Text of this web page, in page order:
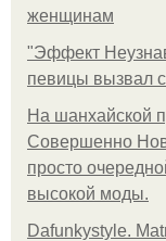
женщинам
"Эффект
певицы вызвал
На шанхайской
Совершенно
просто
высокой моды.
Dafunkystyle.